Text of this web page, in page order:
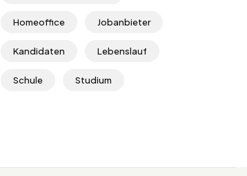
Homeoffice Jobanbieter
Kandidaten Lebenslauf
Schule Studium